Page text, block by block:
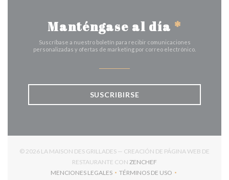
Manténgase al día *
Suscríbase a nuestro boletín para recibir comunicaciones
personalizadas y ofertas de marketing por correo electrónico.
SUSCRIBIRSE
© 2026 LA MAISON DES GRILLADES — CREACIÓN DE PÁGINA WEB DE
RESTAURANTE CON ZENCHEF
MENCIONES LEGALES
((ABRE EN UNA NUEVA VENTANA))
TÉRMINOS DE USO
((ABRE EN UNA NUEVA